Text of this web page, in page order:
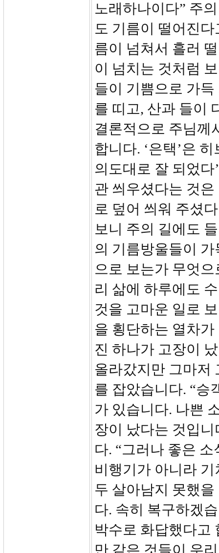
노래하나이다” 주
도 기름이 떨어진
름이 넘쳐서 흘러
이 넘치는 것처럼
들이 기쁨으로 가
를 띠고, 산과 들이
결론적으로 주님께
합니다. ‘은택’은
의도대로 잘 되었
관 씌우셨다는 것
로 덮어 씌워 주셨
보니 주의 길에도
의 기름방울들이
으로 보는가 무엇
리 삶에 하루에도
것을 고마운 일로
을 횡단하는 열차
진 하나가 고장이
올라갔지만 그마저
를 잡았습니다. “승
가 있습니다. 나쁜
장이 났다는 것입
다. “그러나 좋은
비행기가 아니라
두 살아남지 못했
다. 속히 복구하겠
박수로 화답했다고
만 같은 것들이 우